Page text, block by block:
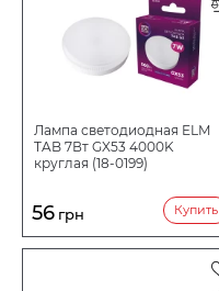
Лампа светодиодная ELM
TAB 7Вт GX53 4000K
круглая (18-0199)
56 грн Купить